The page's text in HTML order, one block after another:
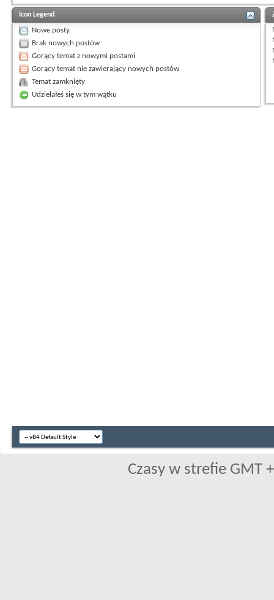
Icon Legend
Nowe posty
Brak nowych postów
Gorący temat z nowymi postami
Gorący temat nie zawierający nowych postów
Temat zamknięty
Udzielałeś się w tym wątku
Czasy w strefie GMT